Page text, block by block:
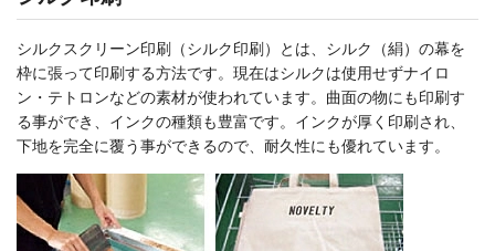
シルクスクリーン印刷（シルク印刷）とは、シルク（絹）の幕を
枠に張って印刷する方法です。現在はシルクは使用せずナイロ
ン・テトロンなどの素材が使われています。曲面の物にも印刷す
る事ができ、インクの種類も豊富です。インクが厚く印刷され、
下地を完全に覆う事ができるので、耐久性にも優れています。